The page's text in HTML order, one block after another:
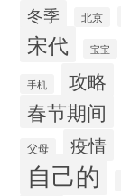
冬季 北京
宋代 宝宝
手机 攻略
春节期间
父母 疫情
自己的